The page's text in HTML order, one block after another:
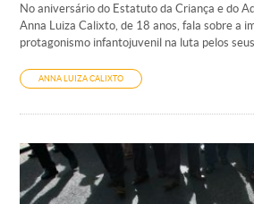
No aniversário do Estatuto da Criança e do
Anna Luiza Calixto, de 18 anos, fala sobre a
protagonismo infantojuvenil na luta pelos
ANNA LUIZA CALIXTO